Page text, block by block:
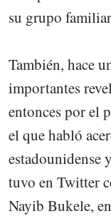
su grupo
También, hace
importantes
entonces por el
el que habló
estadounidense
tuvo en Twitter
Nayib Bukele,